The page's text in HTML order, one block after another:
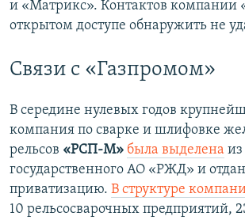
д
и «Матрикс». Контактов компании
открытом доступе обнаружить не
Связи с «Газпромом»
В середине нулевых годов
компания по сварке и шлифовке
рельсов «РСП-М» была выделена из
государственного АО «РЖД» и
приватизацию. В структуре
10 рельсосварочных предприятий,